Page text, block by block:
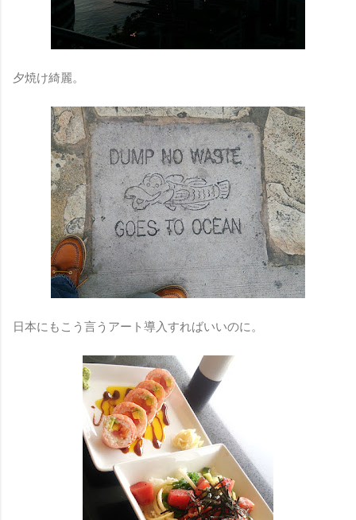
夕焼け綺麗。
日本にもこう言うアート導入すればいいのに。